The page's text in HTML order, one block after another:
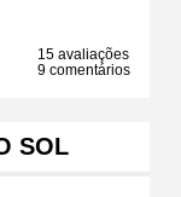
15 avaliações
9 comentários
SOL